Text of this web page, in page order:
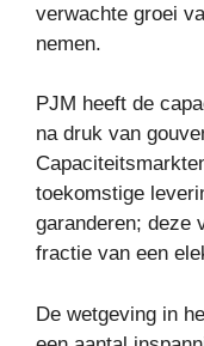
verwachte groei
nemen.
PJM heeft de
na druk van
toekomstige
garanderen; deze
fractie van een
De wetgeving in